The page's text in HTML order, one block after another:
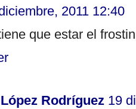
2011 12:40
que estar el
Rodríguez 19